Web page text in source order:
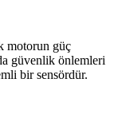
motorun güç
güvenlik önlemleri
bir sensördür.